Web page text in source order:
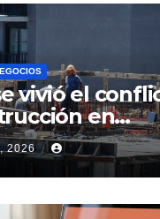
vivió el
en
un
donde
sus
2026